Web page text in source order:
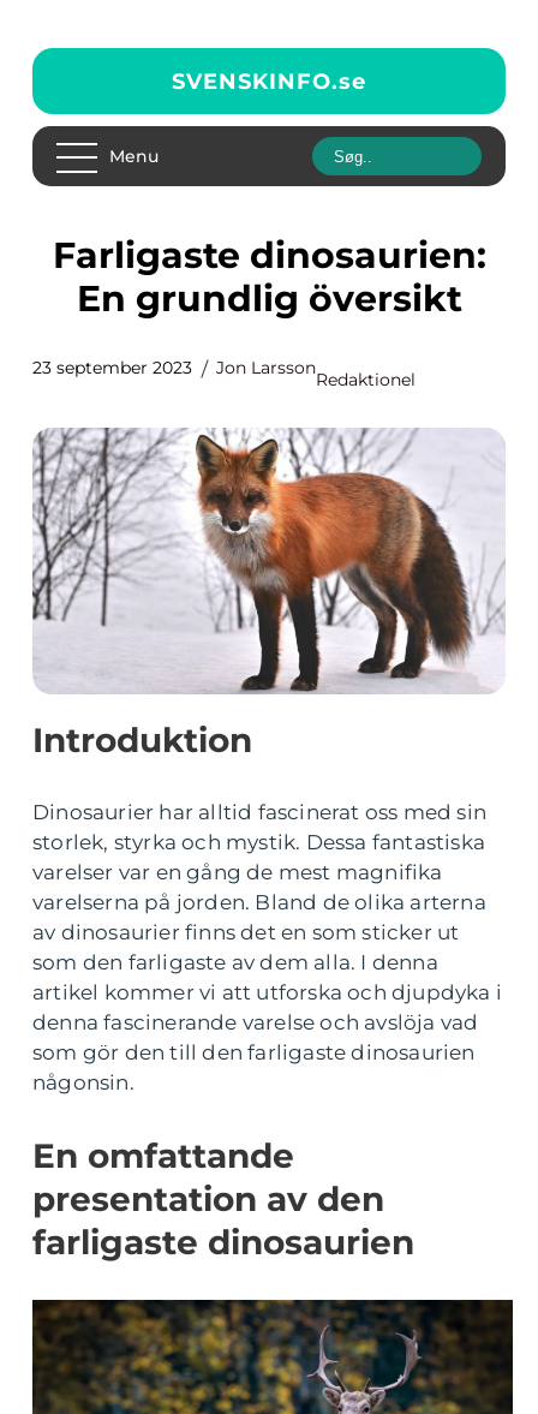
SVENSKINFO.se
Menu
Farligaste dinosaurien:
En grundlig översikt
23 september 2023 Jon Larsson
Redaktionel
Introduktion
Dinosaurier har alltid fascinerat oss med sin
storlek, styrka och mystik. Dessa fantastiska
varelser var en gång de mest magnifika
varelserna på jorden. Bland de olika arterna
av dinosaurier finns det en som sticker ut
som den farligaste av dem alla. I denna
artikel kommer vi att utforska och djupdyka i
denna fascinerande varelse och avslöja vad
som gör den till den farligaste dinosaurien
någonsin.
En omfattande
presentation av den
farligaste dinosaurien